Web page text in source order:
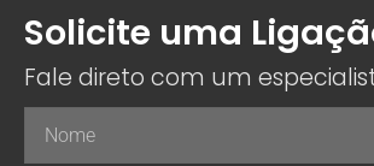
Solicite uma
Fale direto com um